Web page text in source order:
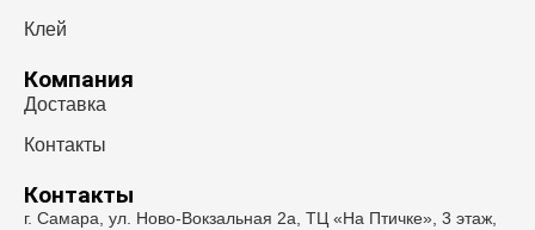
Клей
Компания
Доставка
Контакты
Контакты
г. Самара, ул. Ново-Вокзальная 2а, ТЦ «На Птичке», 3 этаж,